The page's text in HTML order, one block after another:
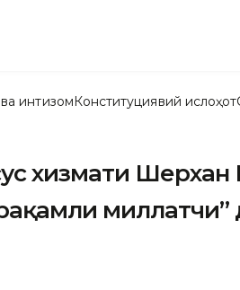
интизомКонституциявий ислоҳот
хизмати Шерхан
рақамли